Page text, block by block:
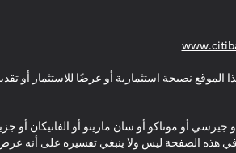
opens in a new tab
الموقع نصيحة استثمارية أو عرضًا للاستثمار أو
جيرسي أو موناكو أو سان مارينو أو الفاتيكان أو
في هذه الصفحة ليس ولا ينبغي تفسيره على أنه